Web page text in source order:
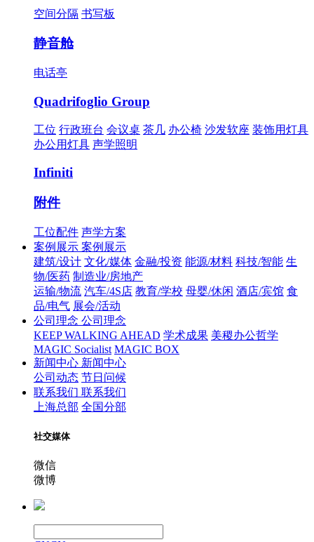
空间分隔 书写板
静音舱
电话亭
Quadrifoglio Group
工位 行政班台 会议桌 茶几 办公椅 沙发软座 装饰用灯具
办公用灯具 声学照明
Infiniti
附件
工位配件 声学方案
案例展示 案例展示
建筑/设计 文化/媒体 金融/投资 能源/材料 科技/智能 生
物/医药 制造业/房地产
运输/物流 汽车/4S店 教育/学校 母婴/休闲 酒店/宾馆 食
品/电气 展会/活动
公司理念 公司理念
KEEP WALKING AHEAD 学术成果 美稷办公哲学
MAGIC Socialist MAGIC BOX
新闻中心 新闻中心
公司动态 节日问候
联系我们 联系我们
上海总部 全国分部
社交媒体
微信
微博